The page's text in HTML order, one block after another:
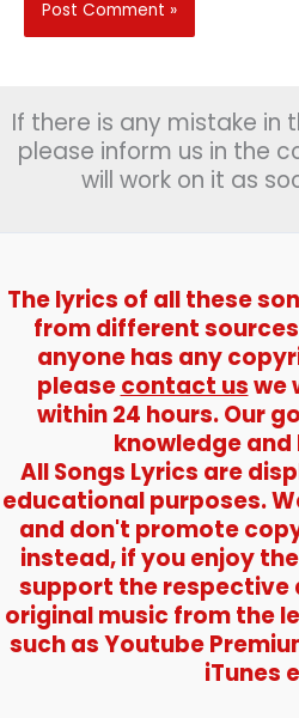
If there is any mistake in
please inform us in the
will work on it as
The lyrics of all these
from different
anyone has any
pleasecontact uswe
within 24 hours. Our
knowledge and
All Songs Lyrics are
educational purposes.
and don't promote
instead, if you enjoy
support the respective
original music from the
such as Youtube
iTunes